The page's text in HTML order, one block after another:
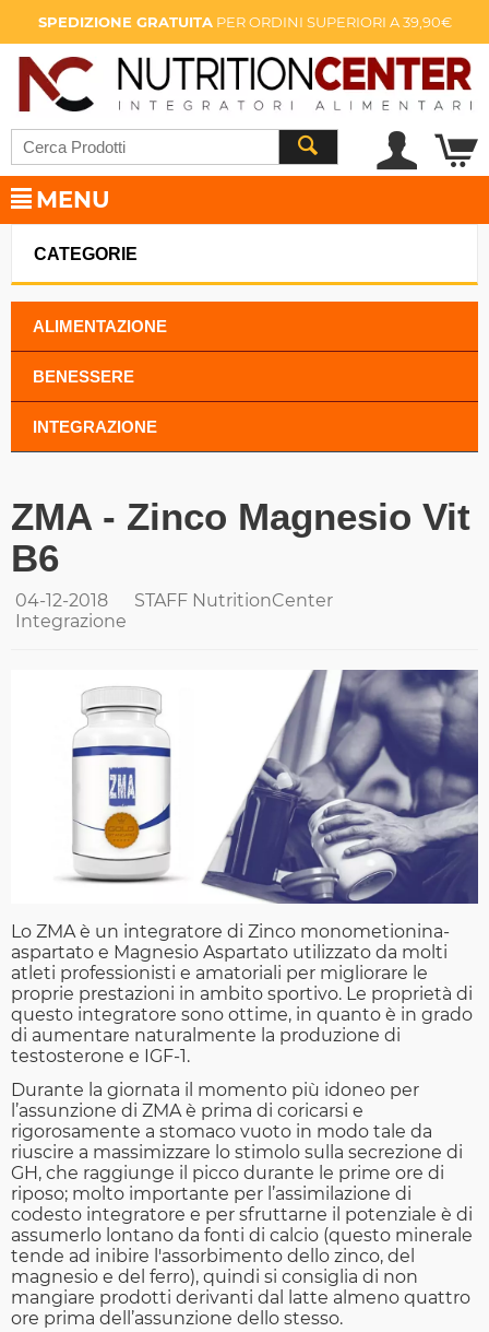
SPEDIZIONE GRATUITAPER ORDINI SUPERIORI A 39,90€
MENU
CATEGORIE
ALIMENTAZIONE
BENESSERE
INTEGRAZIONE
ZMA - Zinco Magnesio Vit
B6
04-12-2018
STAFF NutritionCenter
Integrazione
Lo ZMA è un integratore di Zinco monometionina-
aspartato e Magnesio Aspartato utilizzato da molti
atleti professionisti e amatoriali per migliorare le
proprie prestazioni in ambito sportivo. Le proprietà di
questo integratore sono ottime, in quanto è in grado
di aumentare naturalmente la produzione di
testosterone e IGF-1.
Durante la giornata il momento più idoneo per
l’assunzione di ZMA è prima di coricarsi e
rigorosamente a stomaco vuoto in modo tale da
riuscire a massimizzare lo stimolo sulla secrezione di
GH, che raggiunge il picco durante le prime ore di
riposo; molto importante per l’assimilazione di
codesto integratore e per sfruttarne il potenziale è di
assumerlo lontano da fonti di calcio (questo minerale
tende ad inibire l'assorbimento dello zinco, del
magnesio e del ferro), quindi si consiglia di non
mangiare prodotti derivanti dal latte almeno quattro
ore prima dell’assunzione dello stesso.